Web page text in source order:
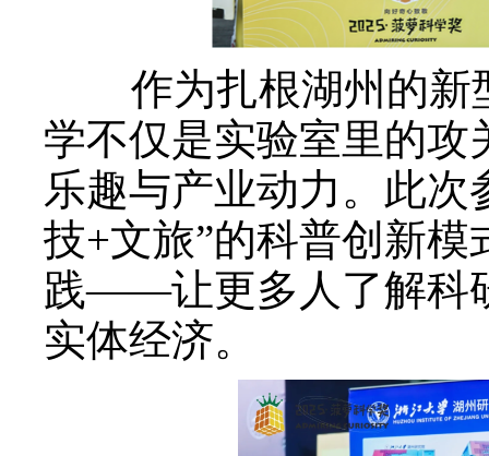
作为扎根湖州的新
学不仅是实验室里的攻
乐趣与产业动力。此次
技+文旅”的科普创新
践——让更多人了解科
实体经济。